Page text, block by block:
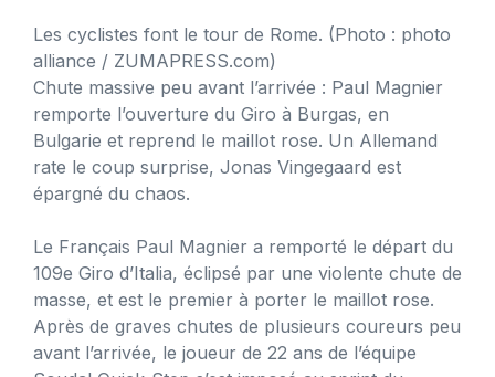
Les cyclistes font le tour de Rome. (Photo : photo
alliance / ZUMAPRESS.com)
Chute massive peu avant l’arrivée : Paul Magnier
remporte l’ouverture du Giro à Burgas, en
Bulgarie et reprend le maillot rose. Un Allemand
rate le coup surprise, Jonas Vingegaard est
épargné du chaos.
Le Français Paul Magnier a remporté le départ du
109e Giro d’Italia, éclipsé par une violente chute de
masse, et est le premier à porter le maillot rose.
Après de graves chutes de plusieurs coureurs peu
avant l’arrivée, le joueur de 22 ans de l’équipe